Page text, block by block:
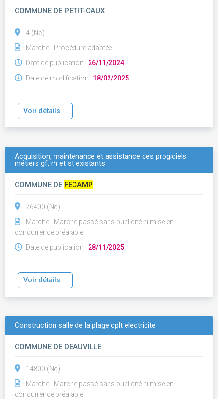
COMMUNE DE PETIT-CAUX
4 (Nc)
Marché - Procédure adaptée
Date de publication : 26/11/2024
Date de modification : 18/02/2025
Voir détails
Acquisition, maintenance et assistance des progiciels
métiers gf, rh et st existants
COMMUNE DE FECAMP
76400 (Nc)
Marché - Marché passé sans publicité ni mise en
concurrence préalable
Date de publication : 28/11/2025
Voir détails
Construction salle de la plage cplt electricite
COMMUNE DE DEAUVILLE
14800 (Nc)
Marché - Marché passé sans publicité ni mise en
concurrence préalable